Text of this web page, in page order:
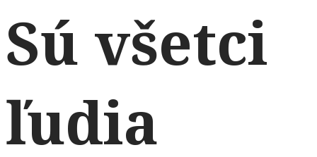
Sú všetci
ľudia